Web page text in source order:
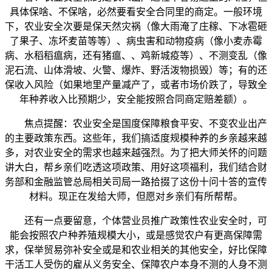
具体保啥、不保啥，必然要看安全合同里的商定。一般环境
下，农业安全次要是保天然灾祸（像大雨淹了庄稼、下冰雹砸
了果子、冻坏麦苗等等）、病虫害和动物疫病（像小麦赤霉
病、水稻稻瘟病，还有猪瘟、、鸡新城疫等）、不测变乱（像
泥石流、山体滑坡、火警、爆炸、野活泼物损毁）等；有的还
保收入风险（如果地里产量减产了，或者市场价跌了，导致全
年种养收入比预期少，安全能按照合同商定赔差额）。
焦点提醒：农业安全是国度保障粮食平安、不变农业出产
的主要政策东西。这些年，我们搞适度规模种养的乡亲越来越
多，对农业安全的需求也越来越强烈。为了把大师关怀的问题
讲大白，帮乡亲们吃透这项政策、用好这项福利，我们结合财
务部和金融监管总局相关司局一路拾掇了这份十问十答的宣传
材料。现正在发给大师，但愿对乡亲们有所帮帮。
还有一点要留意，个体营业员推广政策性农业安全时，可
能会按照农户种养殖规模大小，或是感觉农户有更高保障需
求，保举贸易弥补安全或是和农业相关的其他安全，好比保障
干活工人受伤的雇从义务安全、保障农户本身不测的人身不测